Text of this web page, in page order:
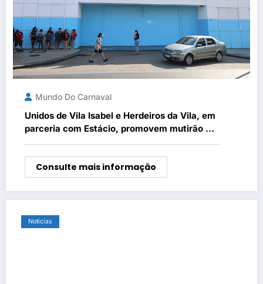
Mundo Do Carnaval
Unidos de Vila Isabel e Herdeiros da Vila, em
parceria com Estácio, promovem mutirão de
serviços e vestibular social neste sábado
(28)
Consulte mais informação
Notícias